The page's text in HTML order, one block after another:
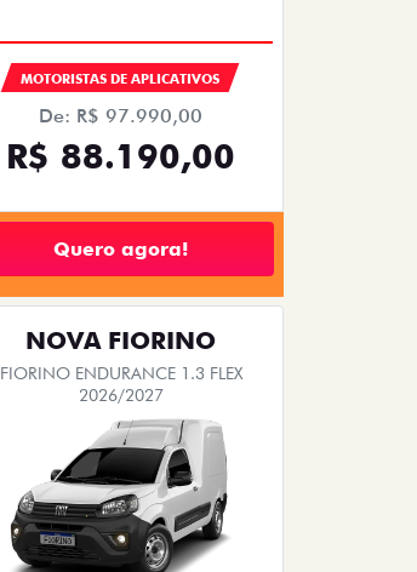
MOTORISTAS DE APLICATIVOS
De: R$ 97.990,00
R$ 88.190,00
Quero agora!
NOVA FIORINO
FIORINO ENDURANCE 1.3 FLEX
2026/2027